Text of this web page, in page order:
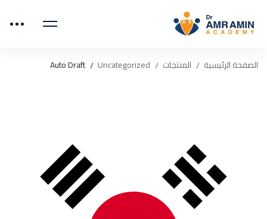
الصفحة الرئيسية المنتجات Uncategorized
Auto Draft